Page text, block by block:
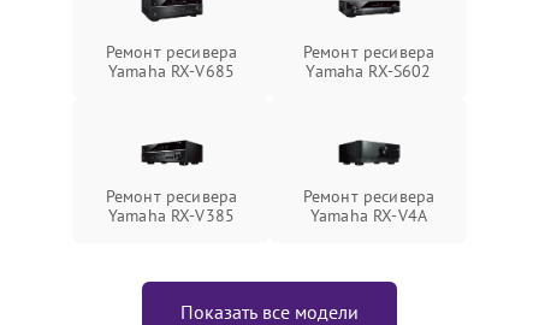
Ремонт ресивера
Yamaha RX-V685
Ремонт ресивера
Yamaha RX-S602
Ремонт ресивера
Yamaha RX-V385
Ремонт ресивера
Yamaha RX-V4A
Показать все модели